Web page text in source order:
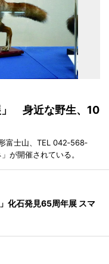
」 身近な野生、10
富士山、TEL 042‐568‐
が開催されている。
化石発見65周年展 スマ